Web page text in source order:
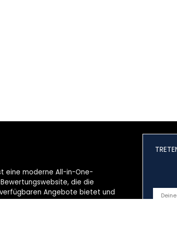
eine moderne All-in-One-
die die
Angebote bietet und
hinzugefügten Blogs auf dem